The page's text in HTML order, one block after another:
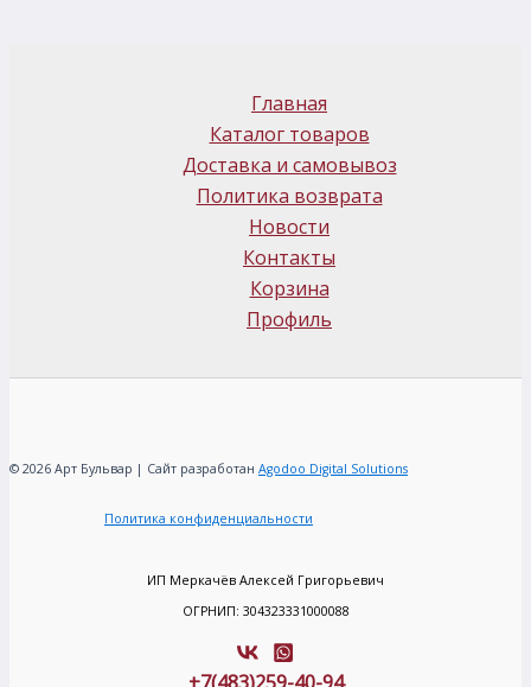
Главная
Каталог товаров
Доставка и самовывоз
Политика возврата
Новости
Контакты
Корзина
Профиль
© 2026 Арт Бульвар | Сайт разработан Agodoo Digital Solutions
Политика конфиденциальности
ИП Меркачёв Алексей Григорьевич
ОГРНИП: 304323331000088